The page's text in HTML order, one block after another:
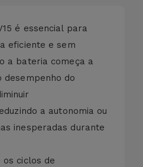
é essencial para
eficiente e sem
a bateria começa a
do
a autonomia ou
inesperadas durante
os ciclos de